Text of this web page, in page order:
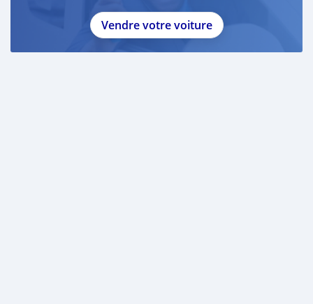
Vendre votre voiture